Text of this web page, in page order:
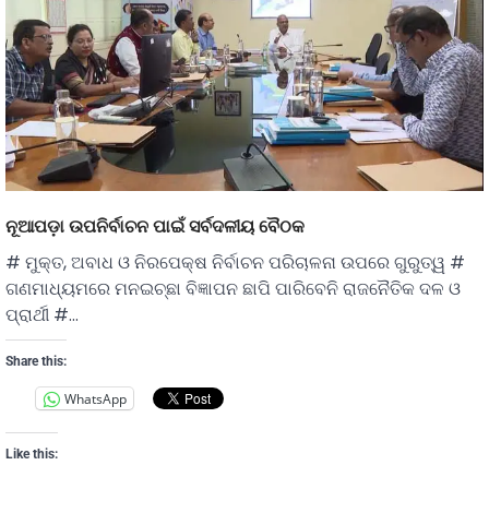
ନୂଆପଡ଼ା ଉପନିର୍ବାଚନ ପାଇଁ ସର୍ବଦଳୀୟ ବୈଠକ
# ମୁକ୍ତ, ଅବାଧ ଓ ନିରପେକ୍ଷ ନିର୍ବାଚନ ପରିଚାଳନା ଉପରେ ଗୁରୁତ୍ୱ #
ଗଣମାଧ୍ୟମରେ ମନଇଚ୍ଛା ବିଜ୍ଞାପନ ଛାପି ପାରିବେନି ରାଜନୈତିକ ଦଳ ଓ
ପ୍ରାର୍ଥୀ #…
Share this:
WhatsApp
Like this: